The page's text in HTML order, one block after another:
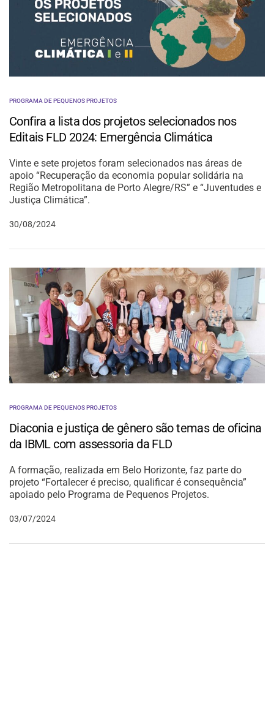
PROGRAMA DE PEQUENOS PROJETOS
Confira a lista dos projetos selecionados nos
Editais FLD 2024: Emergência Climática
Vinte e sete projetos foram selecionados nas áreas de
apoio “Recuperação da economia popular solidária na
Região Metropolitana de Porto Alegre/RS” e “Juventudes e
Justiça Climática”.
30/08/2024
PROGRAMA DE PEQUENOS PROJETOS
Diaconia e justiça de gênero são temas de oficina
da IBML com assessoria da FLD
A formação, realizada em Belo Horizonte, faz parte do
projeto “Fortalecer é preciso, qualificar é consequência”
apoiado pelo Programa de Pequenos Projetos.
03/07/2024